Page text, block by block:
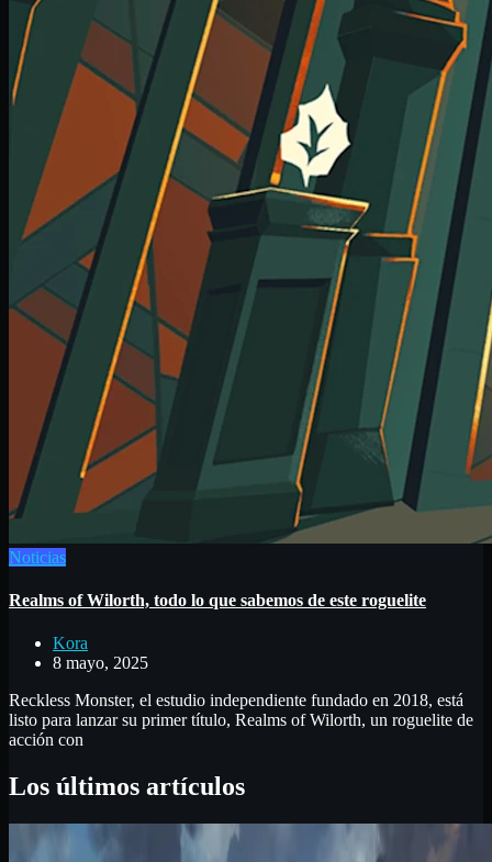
Noticias
Realms of Wilorth, todo lo que sabemos de este roguelite
Kora
8 mayo, 2025
Reckless Monster, el estudio independiente fundado en 2018, está
listo para lanzar su primer título, Realms of Wilorth, un roguelite de
acción con
Los últimos artículos